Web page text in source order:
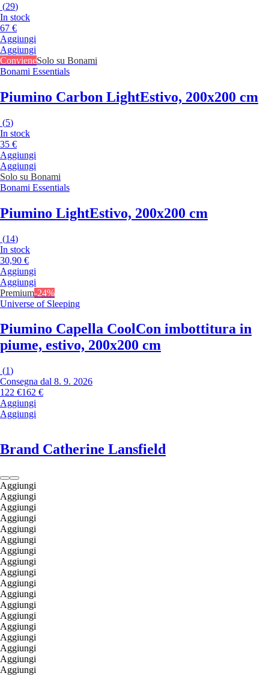
(29)
In stock
67 €
Aggiungi
Aggiungi
ConvieneSolo su Bonami
Bonami Essentials
Piumino Carbon LightEstivo, 200x200 cm
(5)
In stock
35 €
Aggiungi
Aggiungi
Solo su Bonami
Bonami Essentials
Piumino LightEstivo, 200x200 cm
(14)
In stock
30,90 €
Aggiungi
Aggiungi
Premium-24%
Universe of Sleeping
Piumino Capella CoolCon imbottitura in
piume, estivo, 200x200 cm
(1)
Consegna dal 8. 9. 2026
122 €162 €
Aggiungi
Aggiungi
Brand Catherine Lansfield
Aggiungi
Aggiungi
Aggiungi
Aggiungi
Aggiungi
Aggiungi
Aggiungi
Aggiungi
Aggiungi
Aggiungi
Aggiungi
Aggiungi
Aggiungi
Aggiungi
Aggiungi
Aggiungi
Aggiungi
Aggiungi